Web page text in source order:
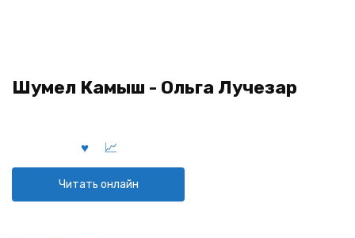
Шумел Камыш - Ольга Лучезар
Читать онлайн